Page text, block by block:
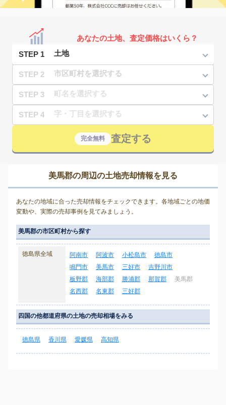
あなたの土地、査定価格はいくら？
STEP 1
STEP 2
STEP 3
STEP 4
完全無料 査定する
美馬郡の周辺の土地売却情報を見る
あなたの地域に合った売却情報をチェックできます。各地域ごとの地価
変動や、実際の売却事例を見てみましょう。
美馬郡の市区町村から探す
徳島県全域 阿南市 阿波市 小松島市
徳島市
鳴門市
美馬市 三好市
吉野川市
板野郡
海部郡 勝浦郡 那賀郡
美馬郡
名西郡
名東郡 三好郡
四国の他都道府県の土地の売却相場をみる
徳島県 香川県 愛媛県 高知県